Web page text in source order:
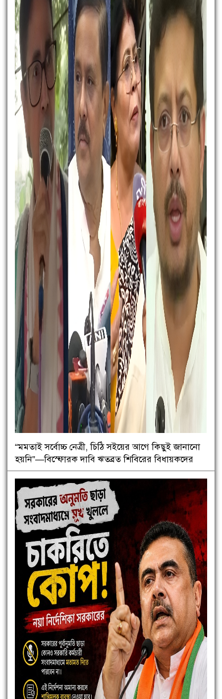
“মমতাই সর্বোচ্চ নেত্রী, চিঠি সইয়ের আগে কিছুই জানানো
হয়নি”—বিস্ফোরক দাবি ঋতব্রত শিবিরের বিধায়কদের